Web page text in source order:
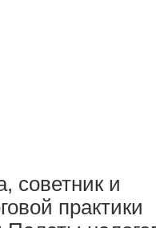
советник и
практики